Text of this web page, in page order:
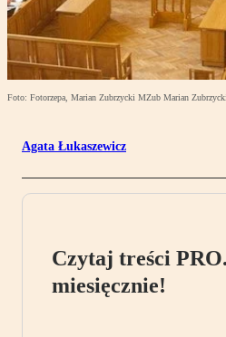
Foto: Fotorzepa, Marian Zubrzycki MZub Marian Zubrzycki
Agata Łukaszewicz
Czytaj treści
miesięcznie!